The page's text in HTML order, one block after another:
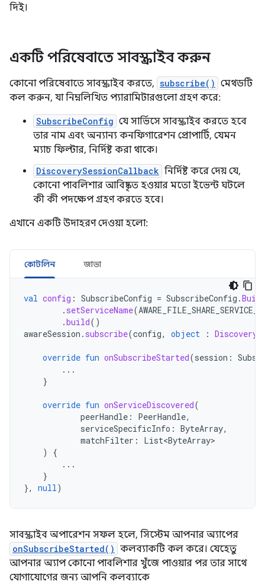
দিই।
একটি পরিষেবাতে সাবস্ক্রাইব করুন
কোনো পরিষেবাতে সাবস্ক্রাইব করতে, subscribe() মেথডটি
কল করুন, যা নিম্নলিখিত প্যারামিটারগুলো গ্রহণ করে:
SubscribeConfig যে সার্ভিসে সাবস্ক্রাইব করতে হবে
তার নাম এবং অন্যান্য কনফিগারেশন প্রোপার্টি, যেমন
ম্যাচ ফিল্টার, নির্দিষ্ট করা থাকে।
DiscoverySessionCallback নির্দিষ্ট করে দেয় যে,
কোনো পাবলিশার আবিষ্কৃত হওয়ার মতো ইভেন্ট ঘটলে
কী কী পদক্ষেপ গ্রহণ করতে হবে।
এখানে একটি উদাহরণ দেওয়া হলো:
কোটলিন জাভা
val config : SubscribeConfig = SubscribeConfig .
. setServiceName(
.build()
awareSession . subscribe(config, object :
override fun onSubscribeStarted(session :
...
}
override fun onServiceDiscovered(
peerHandle : PeerHandle,
serviceSpecificInfo : ByteArray,
matchFilter :
List<ByteArray>
)
{
...
}
},
null)
সাবস্ক্রাইব অপারেশন সফল হলে, সিস্টেম আপনার অ্যাপের
onSubscribeStarted() কলব্যাকটি কল করে। যেহেতু
আপনার অ্যাপ কোনো পাবলিশার খুঁজে পাওয়ার পর তার সাথে
যোগাযোগের জন্য আপনি কলব্যাকে